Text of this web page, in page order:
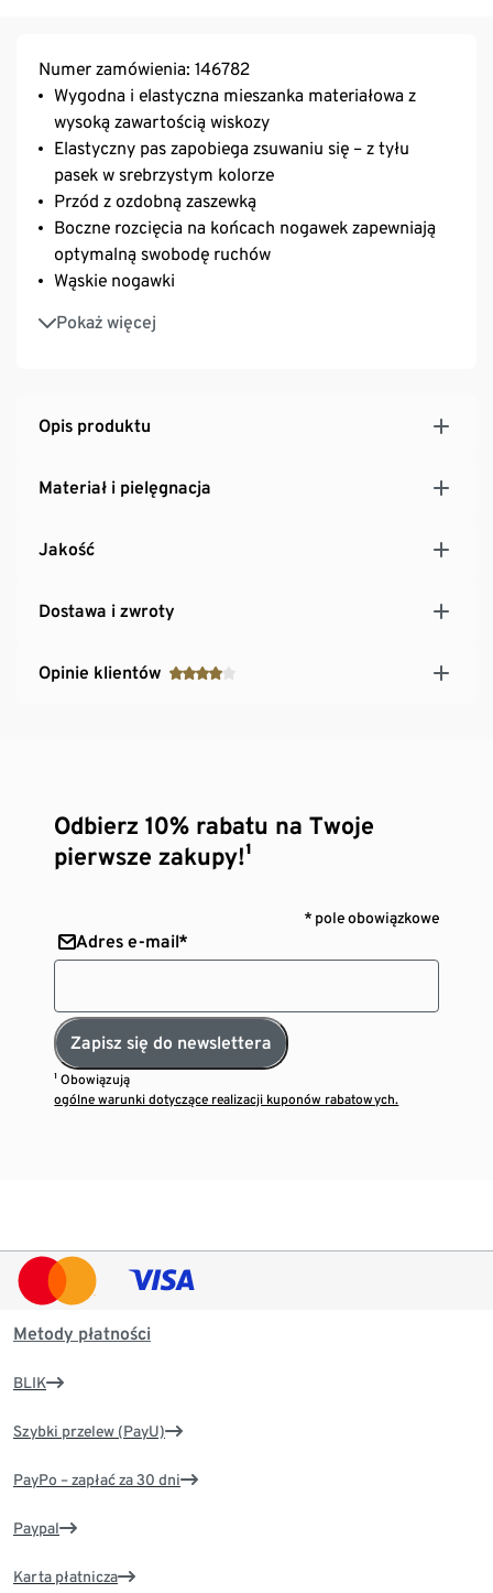
Numer zamówienia: 146782
Wygodna i elastyczna mieszanka materiałowa z
wysoką zawartością wiskozy
Elastyczny pas zapobiega zsuwaniu się – z tyłu
pasek w srebrzystym kolorze
Przód z ozdobną zaszewką
Boczne rozcięcia na końcach nogawek zapewniają
optymalną swobodę ruchów
Wąskie nogawki
Pokaż więcej
Z zawartością elastanu: odporne na deformacje,
doskonale leżą, zapewniają wysoki komfort noszenia
Opis produktu
Materiał i pielęgnacja
Jakość
Dostawa i zwroty
Opinie klientów
Odbierz 10% rabatu na Twoje
pierwsze zakupy!¹
* pole obowiązkowe
Adres e-mail*
Zapisz się do newslettera
¹ Obowiązują
ogólne warunki dotyczące realizacji kuponów rabatowych.
Metody płatności
BLIK
Szybki przelew (PayU)
PayPo – zapłać za 30 dni
Paypal
Karta płatnicza